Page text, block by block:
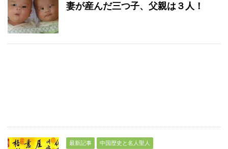
妻が産んだ三つ子、父親は３人！
最新記事 中国歴史と名人聖人